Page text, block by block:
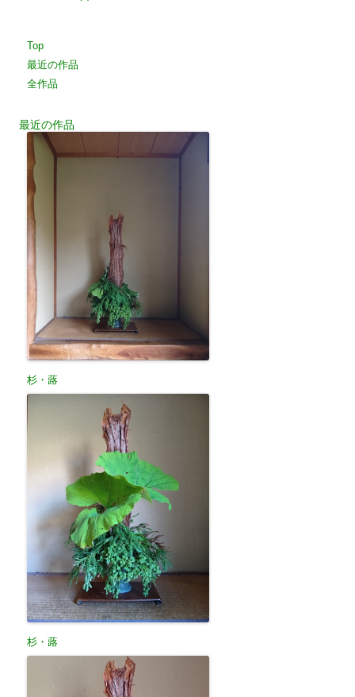
Top
最近の作品
全作品
最近の作品
杉・蕗
杉・蕗